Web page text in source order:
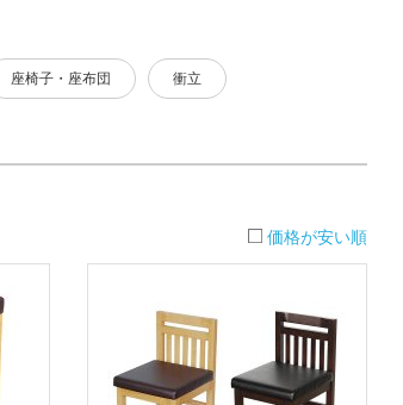
座椅子・座布団 衝立
価格が安い順